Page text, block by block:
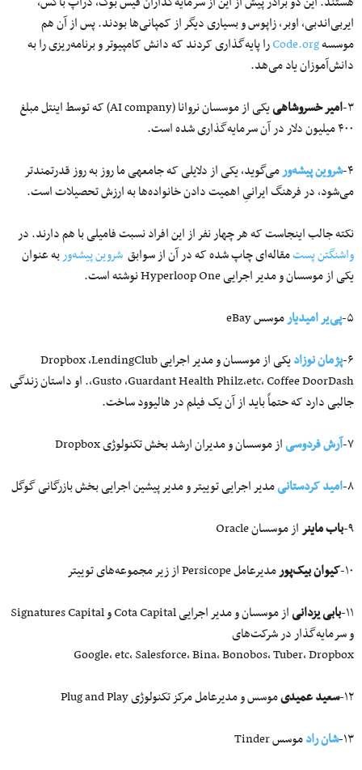
ایربی‌اندبی، اوبر، زاپوس و بسیاری دیگر از کمپانی‌ها بودند. پس از آن هم
موسسهCode.orgرا پایه‌گذاری کردند که دانش کامپیوتر و برنامه‌ریزی را به
دانش‌آموزان یاد می‌هد.
۳- امیر خسروشاهی
یکی از موسسان نروانا (AI company) که توسط اینتل مبلغ
۴۰۰ میلیون دلار در آن سرمایه‌گذاری شده است.
۴- شروین پیشه‌ور
می‌گوید، یکی از دلایلی که جامعه‎ی ما روز به روز قدرتمندتر
می‌شود، در فرهنگ ایرانیِ اهمیت دادن خانواده‌ها به ارزش تحصیلات است.
نکته جالب اینجاست که هر چهار نفر از این افراد نسبت فامیلی با هم دارند. در
واشنگتن پستمقاله‌ای چاپ شده که در آن از سوابق شروین پیشه‌وربه عنوان
یکی از موسسان و مدیر اجرایی Hyperloop One نوشته است.
۵- پی‌یر امیدیارموسس eBay
۶- پژمان نوزاد
یکی از موسسان و مدیر اجرایی Dropbox ،LendingClub
،Gusto ،Guardant Health Philz،etc، Coffee DoorDash. او داستان زندگی
جالبی دارد که حتماً باید از آن یک فیلم در هالیوود ساخت.
۷- آرش فردوسیاز موسسان و مدیران ارشد بخش تکنولوژی Dropbox
۸- امید کردستانیمدیر اجرایی توییتر و مدیر پیشین اجرایی بخش بازرگانی گوگل
۹- باب ماینراز موسسان Oracle
۱۰- کیوان بیک‌پورمدیرعامل Persicope از زیر مجموعه‌های توییتر
۱۱- بابی یزدانی
از موسسان و مدیر اجرایی Cota Capital و Signatures Capital
و سرمایه‌گذار در شرکت‌های
Google، etc، Salesforce، Bina، Bonobos، Tuber، Dropbox
۱۲- سعید عمیدیموسس و مدیرعامل مرکز تکنولوژی Plug and Play
۱۳- شان رادموسس Tinder